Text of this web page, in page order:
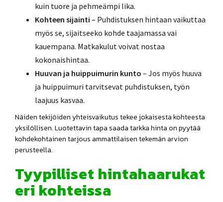
kuin tuore ja pehmeämpi lika.
Kohteen sijainti – Puhdistuksen hintaan vaikuttaa
myös se, sijaitseeko kohde taajamassa vai
kauempana. Matkakulut voivat nostaa
kokonaishintaa.
Huuvan ja huippuimurin kunto – Jos myös huuva
ja huippuimuri tarvitsevat puhdistuksen, työn
laajuus kasvaa.
Näiden tekijöiden yhteisvaikutus tekee jokaisesta kohteesta
yksilöllisen. Luotettavin tapa saada tarkka hinta on pyytää
kohdekohtainen tarjous ammattilaisen tekemän arvion
perusteella.
Tyypilliset hintahaarukat
eri kohteissa